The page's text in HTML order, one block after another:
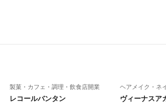
製菓・カフェ・調理・飲食店開業
レコールバンタン
ヘアメイク・ネ
ヴィーナスア